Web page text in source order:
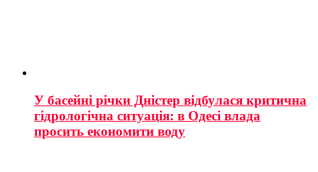
У басейні річки Дністер відбулася критична
гідрологічна ситуація: в Одесі влада
просить економити воду